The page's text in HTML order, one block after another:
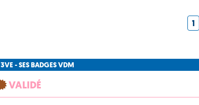
1
3VE - SES BADGES VDM
VALIDÉ